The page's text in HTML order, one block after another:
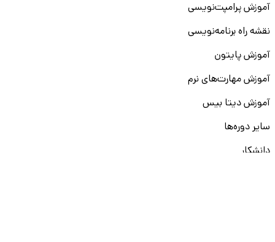
آموزش پرامپت‌نویسی
نقشه راه برنامه‌نویسی
آموزش پایتون
آموزش مهارت‌های نرم
آموزش دیتا بیس
سایر دوره‌ها
دانشکار